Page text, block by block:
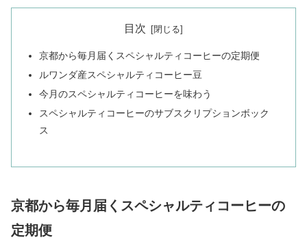
目次
京都から毎月届くスペシャルティコーヒーの定期便
ルワンダ産スペシャルティコーヒー豆
今月のスペシャルティコーヒーを味わう
スペシャルティコーヒーのサブスクリプションボック
ス
京都から毎月届くスペシャルティコーヒーの
定期便